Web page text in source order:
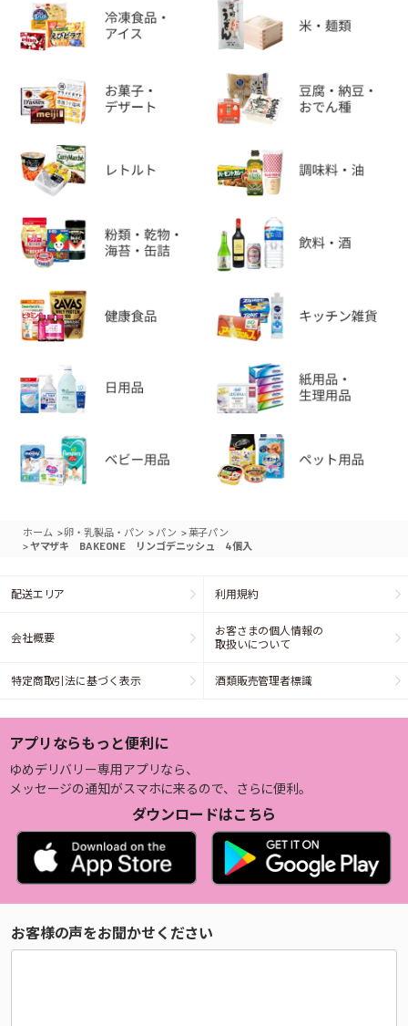
ホーム >卵・乳製品・パン > パン >菓子パン
>ヤマザキ BAKEONE リンゴデニッシュ 4個入
配送エリア 利用規約
会社概要
お客さまの個人情報の
取扱いについて
特定商取引法に基づく表示 酒類販売管理者標識
アプリならもっと便利に
ゆめデリバリー専用アプリなら、
メッセージの通知がスマホに来るので、さらに便利。
ダウンロードはこちら
お客様の声をお聞かせください